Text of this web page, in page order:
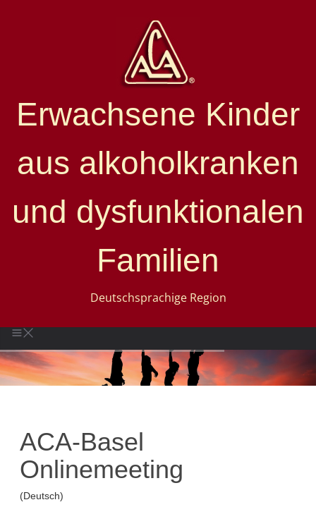
Erwachsene Kinder
aus alkoholkranken
und dysfunktionalen
Familien
Deutschsprachige Region
ACA-Basel
Onlinemeeting
(Deutsch)